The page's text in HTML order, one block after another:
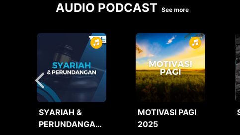
AUDIO PODCAST See more
SYARIAH &
PERUNDANGAN
MOTIVASI PAGI
2025